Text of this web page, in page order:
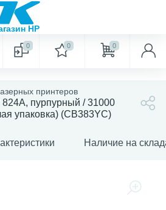
0 0 0
принтеров
824A, пурпурный / 31000
упаковка) (CB383YC)
Наличие на